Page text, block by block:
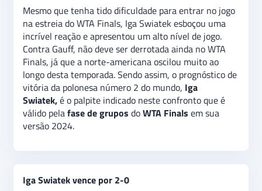
Mesmo que tenha tido dificuldade para entrar no jogo
na estreia do WTA Finals, Iga Swiatek esboçou uma
incrível reação e apresentou um alto nível de jogo.
Contra Gauff, não deve ser derrotada ainda no WTA
Finals, já que a norte-americana oscilou muito ao
longo desta temporada. Sendo assim, o prognóstico de
vitória da polonesa número 2 do mundo, Iga
Swiatek,é o palpite indicado neste confronto que é
válido pelafase de grupos doWTA Finals em sua
versão 2024.
Iga Swiatek vence por 2-0